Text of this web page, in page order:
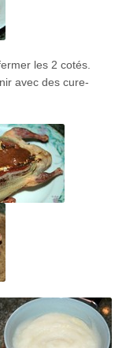
les 2 cotés.
avec des cure-